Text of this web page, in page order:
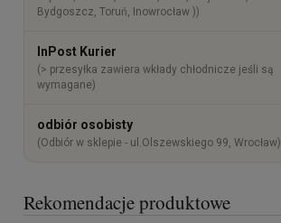
Bydgoszcz, Toruń, Inowrocław ))
InPost Kurier
(> przesyłka zawiera wkłady chłodnicze jeśli są
wymagane)
odbiór osobisty
(Odbiór w sklepie - ul.Olszewskiego 99, Wrocław)
Rekomendacje produktowe